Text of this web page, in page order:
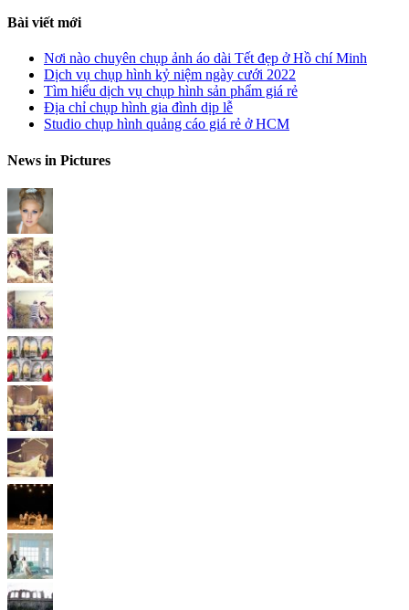
Bài viết mới
Nơi nào chuyên chụp ảnh áo dài Tết đẹp ở Hồ chí Minh
Dịch vụ chụp hình kỷ niệm ngày cưới 2022
Tìm hiểu dịch vụ chụp hình sản phẩm giá rẻ
Địa chỉ chụp hình gia đình dịp lễ
Studio chụp hình quảng cáo giá rẻ ở HCM
News in Pictures